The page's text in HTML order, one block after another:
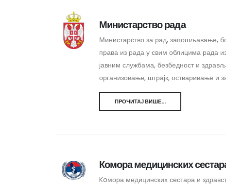
Министарство рада
Министарство за рад, запошљавање,
права из рада у свим облицима рада
јавним службама, безбедност и
организовање, штрајк, остваривање и
ПРОЧИТАЈ ВИШЕ...
Комора медицинских
Koмора медицинских сестара и